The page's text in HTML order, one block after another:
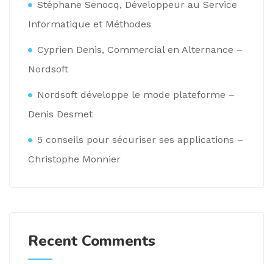
Stéphane Senocq, Développeur au Service
Informatique et Méthodes
Cyprien Denis, Commercial en Alternance –
Nordsoft
Nordsoft développe le mode plateforme –
Denis Desmet
5 conseils pour sécuriser ses applications –
Christophe Monnier
Recent Comments